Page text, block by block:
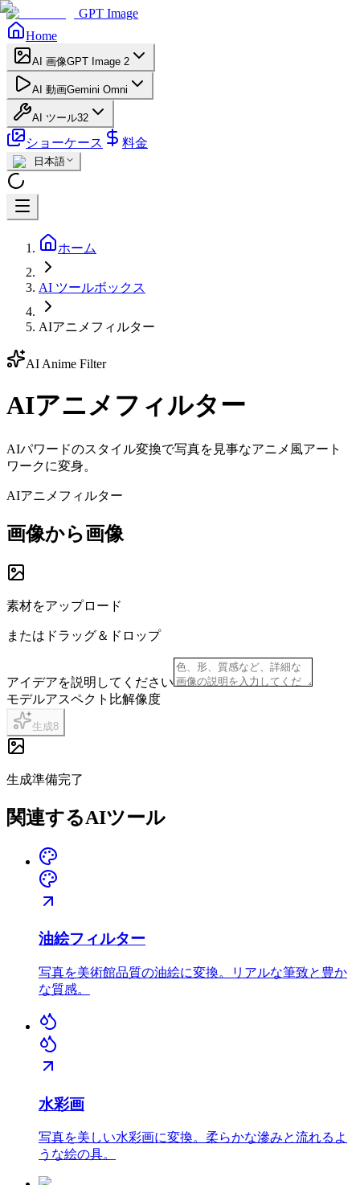
GPT Image
Home
AI 画像GPT Image 2
AI 動画Gemini Omni
AI ツール32
ショーケース 料金
日本語
ホーム
AI ツールボックス
AIアニメフィルター
AI Anime Filter
AIアニメフィルター
AIパワードのスタイル変換で写真を見事なアニメ風アート
ワークに変身。
AIアニメフィルター
画像から画像
素材をアップロード
またはドラッグ＆ドロップ
アイデアを説明してください
モデルアスペクト比解像度
生成8
生成準備完了
関連するAIツール
油絵フィルター
写真を美術館品質の油絵に変換。リアルな筆致と豊か
な質感。
水彩画
写真を美しい水彩画に変換。柔らかな滲みと流れるよ
うな絵の具。